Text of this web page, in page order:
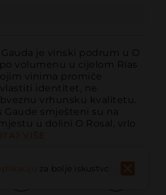
Gauda je vinski podrum u O
volumenu u cijelom Rías
vinima promiče
identitet, ne
vrhunsku kvalitetu.
Gaude smješteni su na
u dolini O Rosal, vrlo
za bolje iskustvo